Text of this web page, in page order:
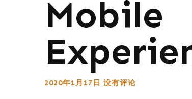
Mobile
2020年1月17日 没有评论